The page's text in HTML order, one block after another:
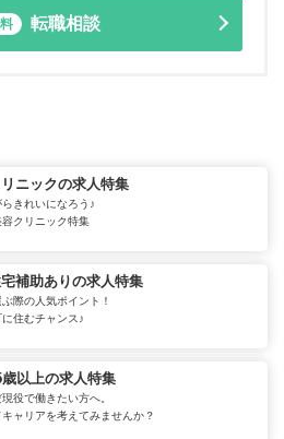
転職相談
ニックの求人特集
きれいになろう♪
容クリニック特集
補助ありの求人特集
際の人気ポイント！
住むチャンス♪
歳以上の求人特集
役で働きたい方へ。
ャリアを考えてみませんか？